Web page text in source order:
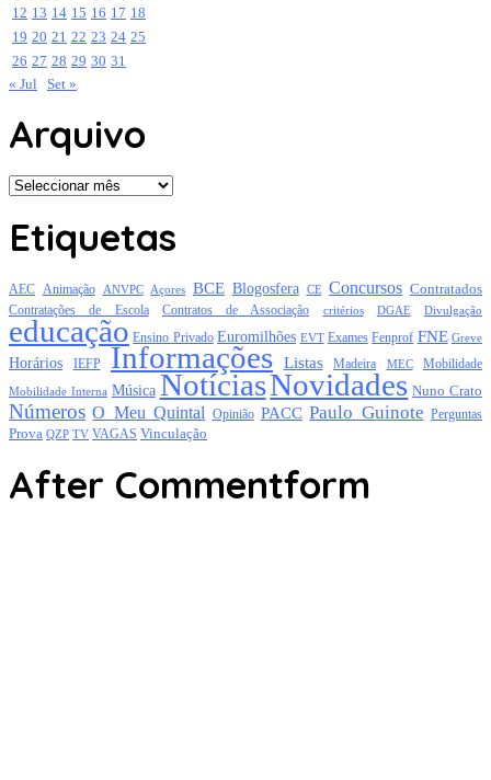
12 13 14 15 16 17 18
19 20 21 22 23 24 25
26 27 28 29 30 31
« Jul
Set »
Arquivo
Arquivo
Etiquetas
AEC Animação ANVPC Açores BCE Blogosfera CE Concursos Contratados
Contratações de Escola Contratos de Associação critérios DGAE Divulgação
educação Ensino Privado Euromilhões EVT Exames Fenprof FNE Greve
Horários IEFP Informações Listas Madeira MEC Mobilidade
Mobilidade Interna Música NotíciasNovidades Nuno Crato
Números O Meu Quintal Opinião PACC Paulo Guinote Perguntas
Prova QZP TV VAGAS Vinculação
After Commentform